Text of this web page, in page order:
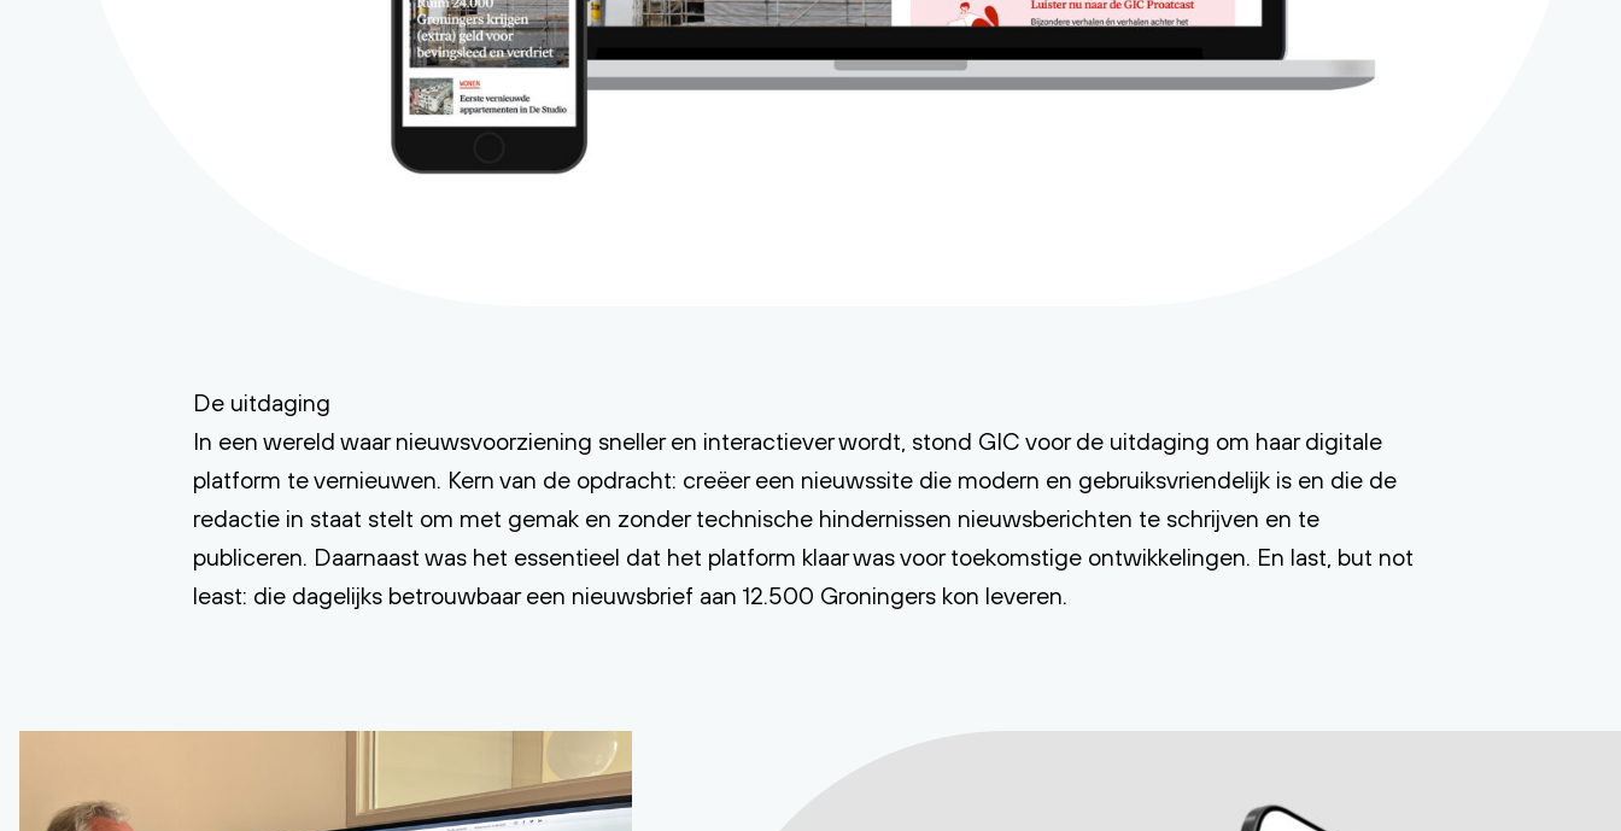
De uitdaging
In een wereld waar nieuwsvoorziening sneller en interactiever wordt, stond GIC voor de uitdaging om haar digitale
platform te vernieuwen. Kern van de opdracht: creëer een nieuwssite die modern en gebruiksvriendelijk is en die de
redactie in staat stelt om met gemak en zonder technische hindernissen nieuwsberichten te schrijven en te
publiceren. Daarnaast was het essentieel dat het platform klaar was voor toekomstige ontwikkelingen. En last, but not
least: die dagelijks betrouwbaar een nieuwsbrief aan 12.500 Groningers kon leveren.